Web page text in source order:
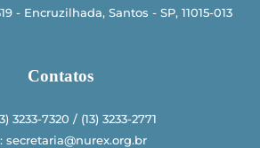
- Encruzilhada, Santos - SP, 11015-013
Contatos
3233-7320 / (13) 3233-­2771
: secretaria@nurex.org.br